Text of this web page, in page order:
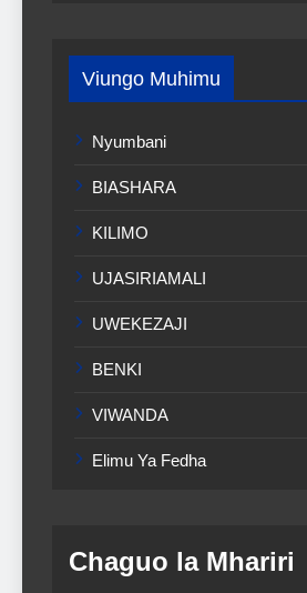
Viungo Muhimu
Nyumbani
BIASHARA
KILIMO
UJASIRIAMALI
UWEKEZAJI
BENKI
VIWANDA
Elimu Ya Fedha
Chaguo la Mhariri